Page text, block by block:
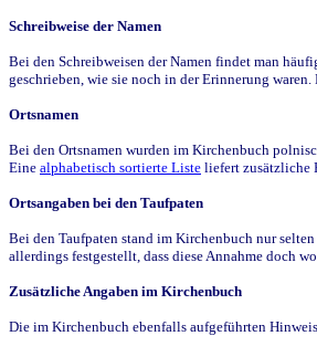
Schreibweise der Namen
Bei den Schreibweisen der Namen findet man
geschrieben, wie sie noch in der Erinnerung
Ortsnamen
Bei den Ortsnamen wurden im Kirchenbuch
Eine alphabetisch sortierte Liste liefert zusätzliche
Ortsangaben bei den Taufpaten
Bei den Taufpaten stand im Kirchenbuch nur
allerdings festgestellt, dass diese Annahme doch
Zusätzliche Angaben im Kirchenbuch
Die im Kirchenbuch ebenfalls aufgeführten